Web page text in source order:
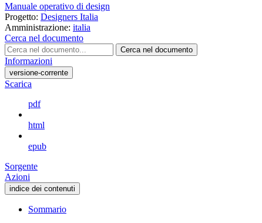
Manuale operativo di design
Progetto: Designers Italia
Amministrazione: italia
Cerca nel documento
Cerca nel documento
Informazioni
versione-corrente
Scarica
pdf
html
epub
Sorgente
Azioni
indice dei contenuti
Sommario